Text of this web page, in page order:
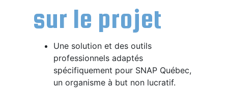
sur le projet
Une solution et des outils
professionnels adaptés
spécifiquement pour SNAP Québec,
un organisme à but non lucratif.